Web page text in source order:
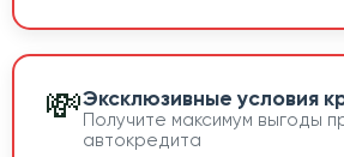
💸Эксклюзивные условия
Получите максимум выгоды
автокредита